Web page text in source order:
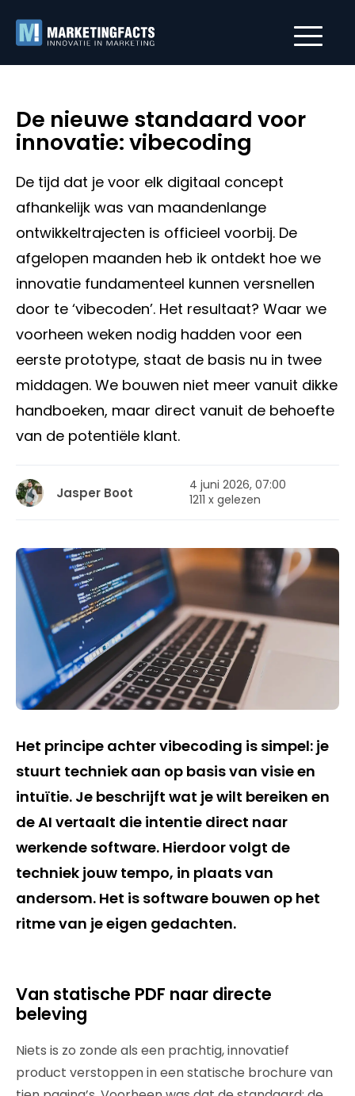
De nieuwe standaard voor
innovatie: vibecoding
De tijd dat je voor elk digitaal concept
afhankelijk was van maandenlange
ontwikkeltrajecten is officieel voorbij. De
afgelopen maanden heb ik ontdekt hoe we
innovatie fundamenteel kunnen versnellen
door te ‘vibecoden’. Het resultaat? Waar we
voorheen weken nodig hadden voor een
eerste prototype, staat de basis nu in twee
middagen. We bouwen niet meer vanuit dikke
handboeken, maar direct vanuit de behoefte
van de potentiële klant.
Jasper Boot
4 juni 2026, 07:00
1211 x gelezen
Het principe achter vibecoding is simpel: je
stuurt techniek aan op basis van visie en
intuïtie. Je beschrijft wat je wilt bereiken en
de AI vertaalt die intentie direct naar
werkende software. Hierdoor volgt de
techniek jouw tempo, in plaats van
andersom. Het is software bouwen op het
ritme van je eigen gedachten.
Van statische PDF naar directe
beleving
Niets is zo zonde als een prachtig, innovatief
product verstoppen in een statische brochure van